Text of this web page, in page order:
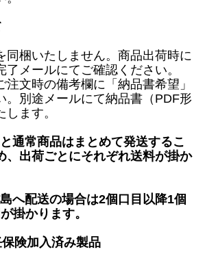
同梱いたしません。商品出荷時に
了メールにてご確認ください。
注文時の備考欄に「納品書希望」
。別途メールにて納品書（PDF形
ます。
通常商品はまとめて発送するこ
、出荷ごとにそれぞれ送料が掛か
へ配送の場合は2個口目以降1個
掛かります。
険加入済み製品